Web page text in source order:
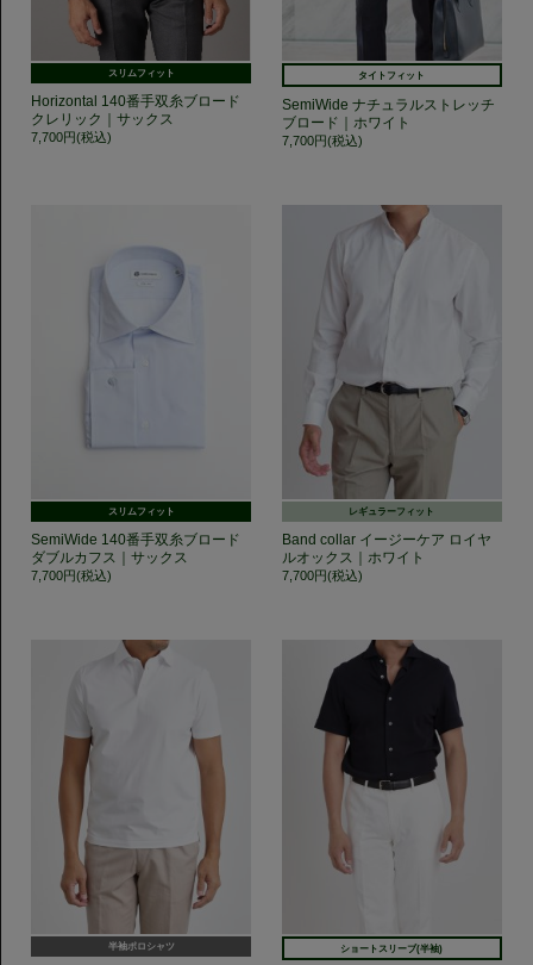
スリムフィット
Horizontal 140番手双糸ブロード
クレリック｜サックス
7,700円(税込)
タイトフィット
SemiWide ナチュラルストレッチ
ブロード｜ホワイト
7,700円(税込)
スリムフィット
SemiWide 140番手双糸ブロード
ダブルカフス｜サックス
7,700円(税込)
レギュラーフィット
Band collar イージーケア ロイヤ
ルオックス｜ホワイト
7,700円(税込)
半袖ポロシャツ ショートスリーブ(半袖)